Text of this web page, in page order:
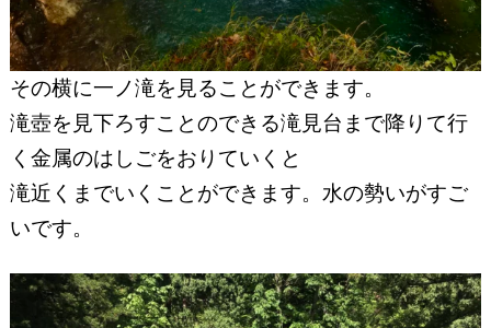
その横に一ノ滝を見ることができます。
滝壺を見下ろすことのできる滝見台まで降りて行
く金属のはしごをおりていくと
滝近くまでいくことができます。水の勢いがすご
いです。